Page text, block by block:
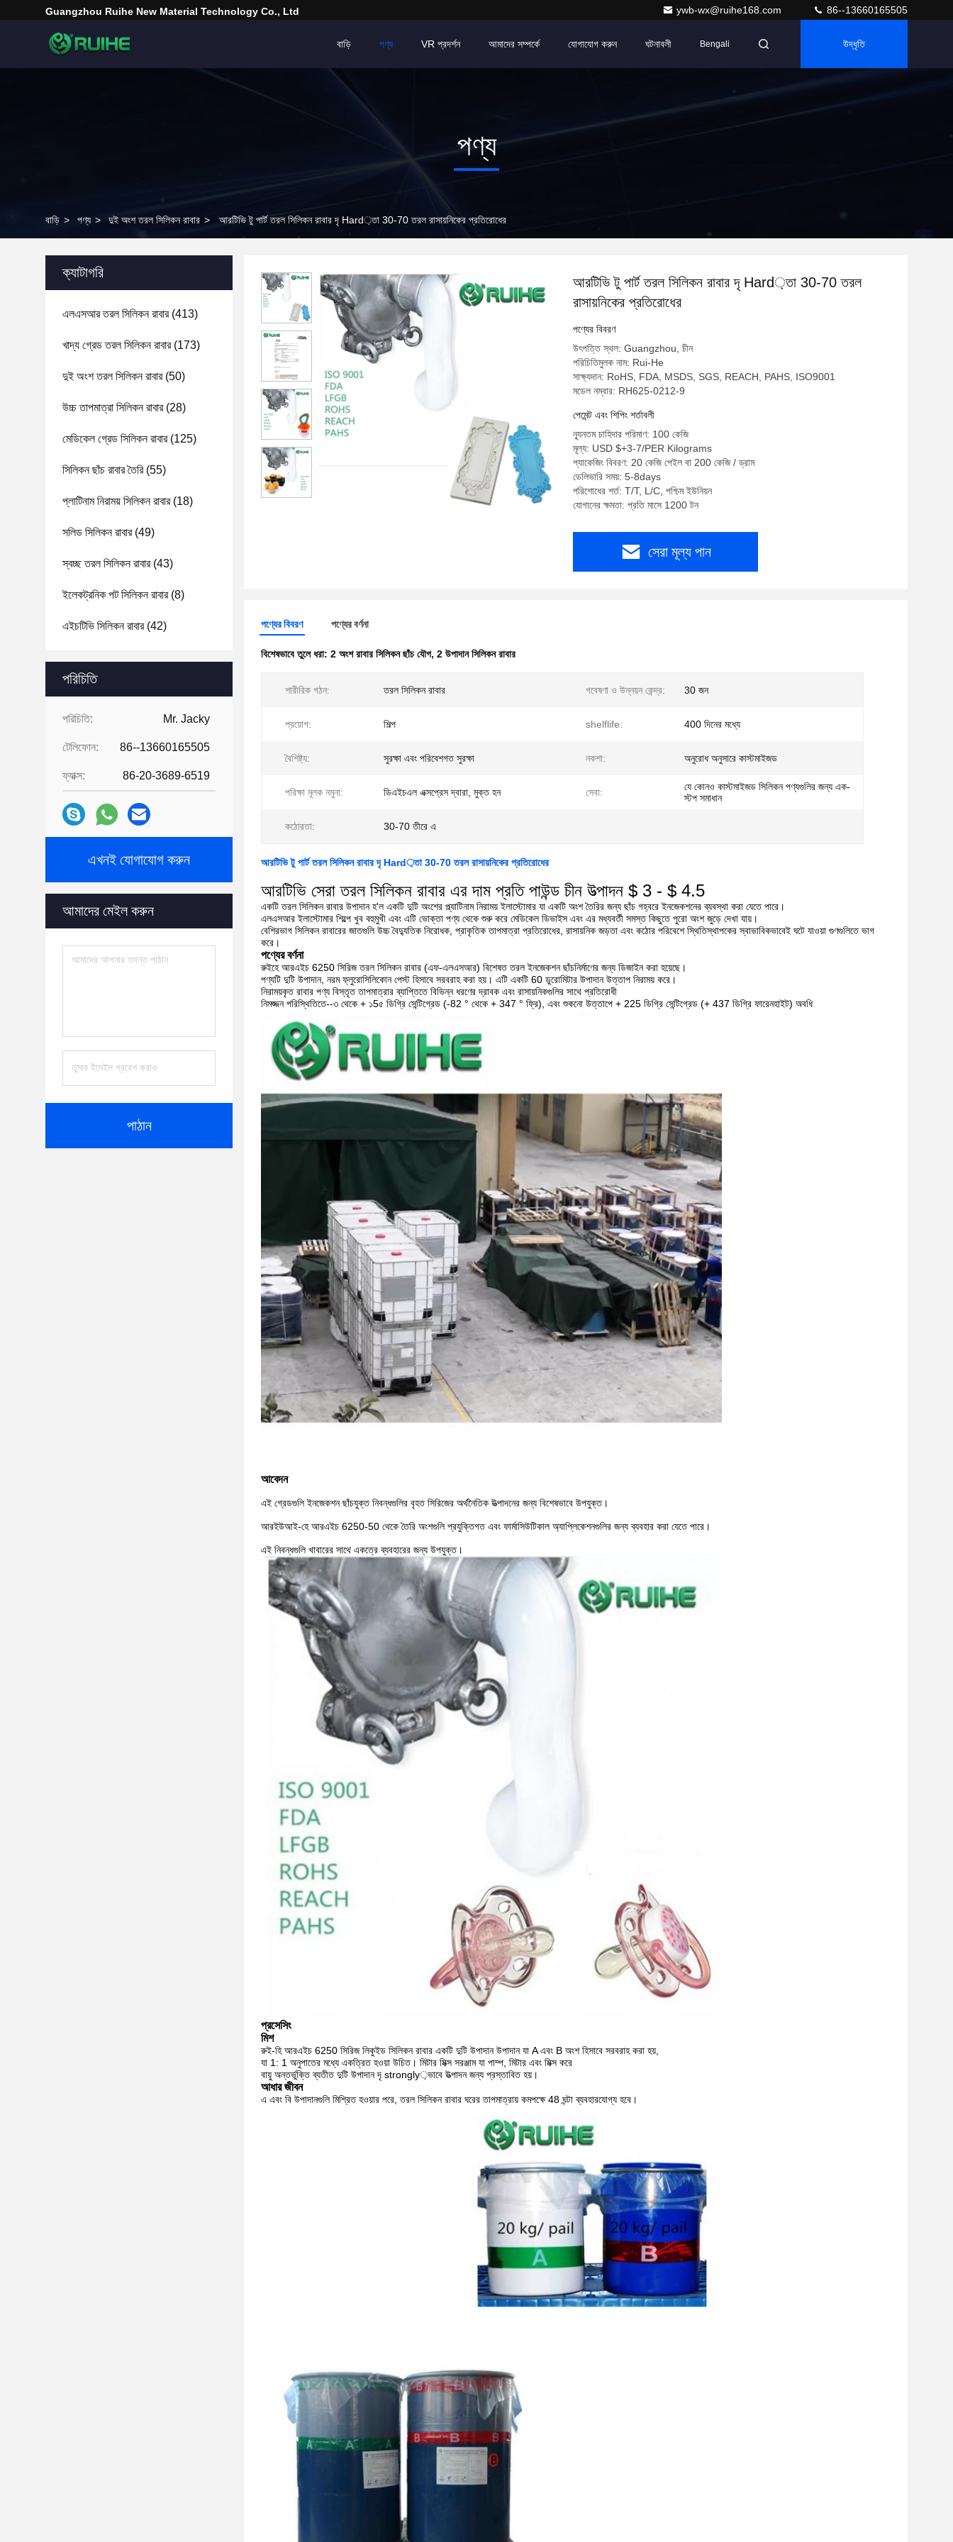
Guangzhou Ruihe New Material Technology Co., Ltd ywb-wx@ruihe168.com 86--13660165505
বাড়ি পণ্য VR প্রদর্শন আমাদের সম্পর্কে যোগাযোগ করুন ঘটনাবলী Bengali উদ্ধৃতি
পণ্য
বাড়ি > পণ্য > দুই অংশ তরল সিলিকন রাবার > আরটিভি টু পার্ট তরল সিলিকন রাবার দৃ Hard়তা 30-70 তরল রাসায়নিকের প্রতিরোধের
ক্যাটাগরি
এলএসআর তরল সিলিকন রাবার(413)
খাদ্য গ্রেড তরল সিলিকন রাবার(173)
দুই অংশ তরল সিলিকন রাবার(50)
উচ্চ তাপমাত্রা সিলিকন রাবার(28)
মেডিকেল গ্রেড সিলিকন রাবার(125)
সিলিকন ছাঁচ রাবার তৈরি(55)
প্লাটিনাম নিরাময় সিলিকন রাবার(18)
সলিড সিলিকন রাবার(49)
স্বচ্ছ তরল সিলিকন রাবার(43)
ইলেকট্রনিক পট সিলিকন রাবার(8)
এইচটিভি সিলিকন রাবার(42)
পরিচিতি
পরিচিতি: Mr. Jacky
টেলিফোন: 86--13660165505
ফ্যাক্স: 86-20-3689-6519
এখনই যোগাযোগ করুন
আমাদের মেইল ​​করুন
পাঠান
আরটিভি টু পার্ট তরল সিলিকন রাবার দৃ Hard়তা 30-70 তরল
রাসায়নিকের প্রতিরোধের
পণ্যের বিবরণ
উৎপত্তি স্থল: Guangzhou, চীন
পরিচিতিমুলক নাম: Rui-He
সাক্ষ্যদান: RoHS, FDA, MSDS, SGS, REACH, PAHS, ISO9001
মডেল নম্বার: RH625-0212-9
পেমেন্ট এবং শিপিং শর্তাবলী
ন্যূনতম চাহিদার পরিমাণ: 100 কেজি
মূল্য: USD $+3-7/PER Kilograms
প্যাকেজিং বিবরণ: 20 কেজি পেইল বা 200 কেজি / ড্রাম
ডেলিভারি সময়: 5-8days
পরিশোধের শর্ত: T/T, L/C, পশ্চিম ইউনিয়ন
যোগানের ক্ষমতা: প্রতি মাসে 1200 টন
সেরা মূল্য পান
পণ্যের বিবরণ পণ্যের বর্ণনা
বিশেষভাবে তুলে ধরা: 2 অংশ রাবার সিলিকন ছাঁচ যৌগ, 2 উপাদান সিলিকন রাবার
শারীরিক গঠন: তরল সিলিকন রাবার গবেষণা ও উন্নয়ন কেন্দ্র: 30 জন
প্রয়োগ: শিল্প shelflife: 400 দিনের মধ্যে
বৈশিষ্ট্য: সুরক্ষা এবং পরিবেশগত সুরক্ষা নকশা: অনুরোধ অনুসারে কাস্টমাইজড
পরিক্ষা মূলক নমুনা: ডিএইচএল এক্সপ্রেস দ্বারা, মুক্ত হন সেবা:
যে কোনও কাস্টমাইজড সিলিকন পণ্যগুলির জন্য এক-
স্টপ সমাধান
কঠোরতা: 30-70 তীরে এ
আরটিভি টু পার্ট তরল সিলিকন রাবার দৃ Hard়তা 30-70 তরল রাসায়নিকের প্রতিরোধের
আরটিভি সেরা তরল সিলিকন রাবার এর দাম প্রতি পাউন্ড চীন উত্পাদন $ 3 - $ 4.5
একটি তরল সিলিকন রাবার উপাদান হ'ল একটি দুটি অংশের প্ল্যাটিনাম নিরাময় ইলাস্টোমার যা একটি অংশ তৈরির জন্য ছাঁচ গহ্বরে ইনজেকশনের ব্যবস্থা করা যেতে পারে।
এলএসআর ইলাস্টোমার শিল্পে খুব বহুমুখী এবং এটি ভোক্তা পণ্য থেকে শুরু করে মেডিকেল ডিভাইস এবং এর মধ্যবর্তী সমস্ত কিছুতে পুরো অংশ জুড়ে দেখা যায়।
বেশিরভাগ সিলিকন রাবারের জাতগুলি উচ্চ বৈদ্যুতিক নিরোধক, প্রাকৃতিক তাপমাত্রা প্রতিরোধের, রাসায়নিক জড়তা এবং কঠোর পরিবেশে স্থিতিস্থাপকের স্বাভাবিকভাবেই ঘটে যাওয়া গুণগুলিতে ভাগ
করে।
পণ্যের বর্ণনা
রুইহে আরএইচ 6250 সিরিজ তরল সিলিকন রাবার (এফ-এলএসআর) বিশেষত তরল ইনজেকশন ছাঁচনির্মাণের জন্য ডিজাইন করা হয়েছে।
পণ্যটি দুটি উপাদান, নরম ফ্লুরোসিলিকোন পেস্ট হিসাবে সরবরাহ করা হয়। এটি একটি 60 ডুরোমিটার উপাদান উত্তাপ নিরাময় করে।
নিরাময়কৃত রাবার পণ্য বিস্তৃত তাপমাত্রার ব্যাপ্তিতে বিভিন্ন ধরণের দ্রাবক এবং রাসায়নিকগুলির সাথে প্রতিরোধী
নিমজ্জন পরিস্থিতিতে--৩ থেকে + ১5৫ ডিগ্রি সেন্টিগ্রেড (-82 ° থেকে + 347 ° ফ্রি), এবং শুকনো উত্তাপে + 225 ডিগ্রি সেন্টিগ্রেড (+ 437 ডিগ্রি ফারেনহাইট) অবধি
আবেদন
এই গ্রেডগুলি ইনজেকশন ছাঁচযুক্ত নিবন্ধগুলির বৃহত সিরিজের অর্থনৈতিক উত্পাদনের জন্য বিশেষভাবে উপযুক্ত।
আরইউআই-হে আরএইচ 6250-50 থেকে তৈরি অংশগুলি প্রযুক্তিগত এবং ফার্মাসিউটিকাল অ্যাপ্লিকেশনগুলির জন্য ব্যবহার করা যেতে পারে।
এই নিবন্ধগুলি খাবারের সাথে একত্রে ব্যবহারের জন্য উপযুক্ত।
প্রসেসিং
মিশ
রুই-হি আরএইচ 6250 সিরিজ লিকুইড সিলিকন রাবার একটি দুটি উপাদান উপাদান যা A এবং B অংশ হিসাবে সরবরাহ করা হয়,
যা 1: 1 অনুপাতের মধ্যে একত্রিত হওয়া উচিত। মিটার মিক্স সরঞ্জাম যা পাম্প, মিটার এবং মিক্স করে
বায়ু অন্তর্ভুক্তি ব্যতীত দুটি উপাদান দৃ strongly়ভাবে উত্পাদন জন্য প্রস্তাবিত হয়।
আধার জীবন
এ এবং বি উপাদানগুলি মিশ্রিত হওয়ার পরে, তরল সিলিকন রাবার ঘরের তাপমাত্রায় কমপক্ষে 48 ঘন্টা ব্যবহারযোগ্য হবে।